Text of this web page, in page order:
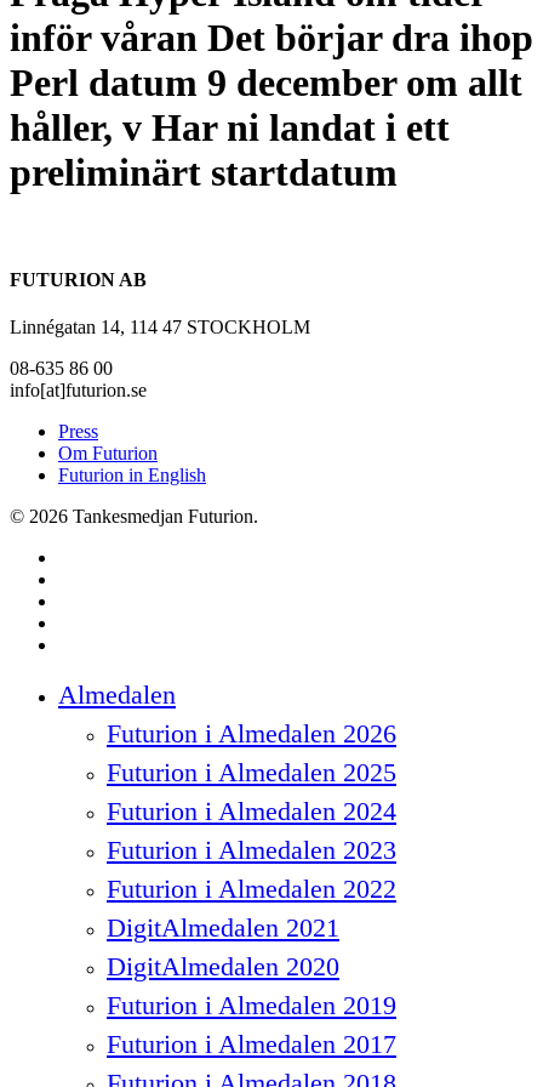
inför våran Det börjar dra ihop
Perl datum 9 december om allt
håller, v Har ni landat i ett
preliminärt startdatum
FUTURION AB
Linnégatan 14, 114 47 STOCKHOLM
08-635 86 00
info[at]futurion.se
Press
Om Futurion
Futurion in English
© 2026 Tankesmedjan Futurion.
Menu
Almedalen
Futurion i Almedalen 2026
Futurion i Almedalen 2025
Futurion i Almedalen 2024
Futurion i Almedalen 2023
Futurion i Almedalen 2022
DigitAlmedalen 2021
DigitAlmedalen 2020
Futurion i Almedalen 2019
Futurion i Almedalen 2017